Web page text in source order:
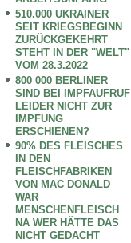
510.000 UKRAINER
SEIT KRIEGSBEGINN
ZURÜCKGEKEHRT
STEHT IN DER "WELT"
VOM 28.3.2022
800 000 BERLINER
SIND BEI IMPFAUFRUF
LEIDER NICHT ZUR
IMPFUNG
ERSCHIENEN?
90% DES FLEISCHES
IN DEN
FLEISCHFABRIKEN
VON MAC DONALD
WAR
MENSCHENFLEISCH
NA WER HÄTTE DAS
NICHT GEDACHT